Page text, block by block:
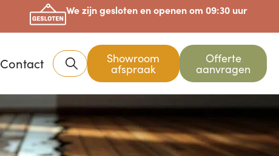
We zijn gesloten en openen om 09:30 uur
Contact Showroom
afspraak
Offerte
aanvragen